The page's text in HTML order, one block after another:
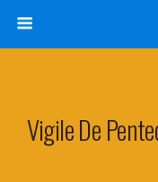
Vigile De